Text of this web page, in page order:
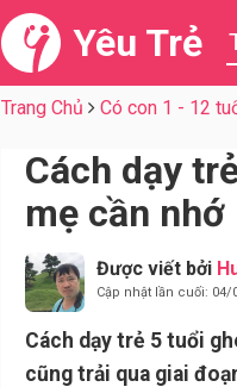
Yêu Trẻ
Trang Chủ Có con 1 - 12
Cách dạy
mẹ cần nhớ
Được viết bởi
Cập nhật lần cuối: 04/
Cách dạy trẻ 5 tuổi
cũng trải qua giai